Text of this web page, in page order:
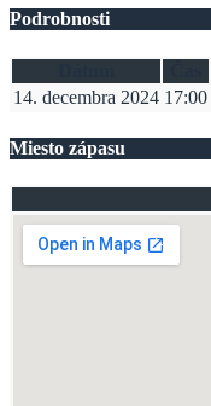
Podrobnosti
14. decembra 2024 17:00
Miesto zápasu